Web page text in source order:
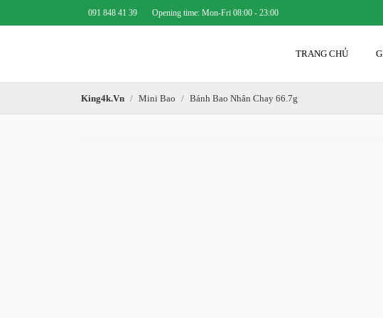
091 848 41 39 Opening time: Mon-Fri 08:00 - 23:00
TRANG CHỦ
King4k.vn Mini Bao Bánh Bao Nhân Chay 66.7g